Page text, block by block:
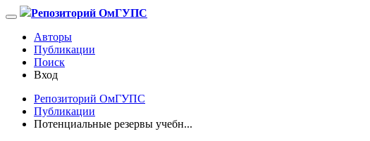
Репозиторий ОмГУПС
Авторы
Публикации
Поиск
Вход
Репозиторий ОмГУПС
Публикации
Потенциальные резервы учебн...